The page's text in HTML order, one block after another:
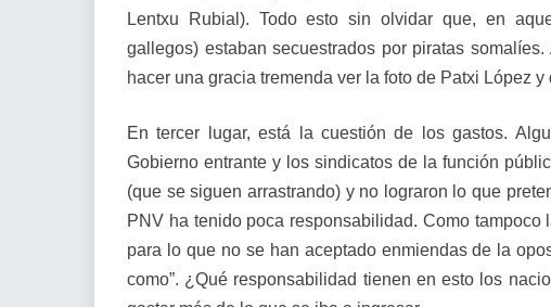
Lentxu Rubial). Todo esto sin olvidar que, en
gallegos) estaban secuestrados por piratas
hacer una gracia tremenda ver la foto de Patxi López y
En tercer lugar, está la cuestión de los gastos.
Gobierno entrante y los sindicatos de la función
(que se siguen arrastrando) y no lograron lo que
PNV ha tenido poca responsabilidad. Como
para lo que no se han aceptado enmiendas de la
como”. ¿Qué responsabilidad tienen en esto los